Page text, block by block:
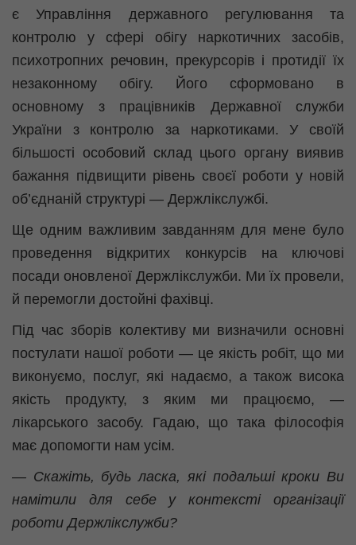
є Управління державного регулювання та
контролю у сфері обігу наркотичних засобів,
психотропних речовин, прекурсорів і протидії їх
незаконному обігу. Його сформовано в
основному з працівників Державної служби
України з контролю за наркотиками. У своїй
більшості особовий склад цього органу виявив
бажання підвищити рівень своєї роботи у новій
об’єднаній структурі — Держлікслужбі.
Ще одним важливим завданням для мене було
проведення відкритих конкурсів на ключові
посади оновленої Держлікслужби. Ми їх провели,
й перемогли достойні фахівці.
Під час зборів колективу ми визначили основні
постулати нашої роботи — це якість робіт, що ми
виконуємо, послуг, які надаємо, а також висока
якість продукту, з яким ми працюємо, —
лікарського засобу. Гадаю, що така філософія
має допомогти нам усім.
— Скажіть, будь ласка, які подальші кроки Ви
намітили для себе у контексті організації
роботи Держлікслужби?